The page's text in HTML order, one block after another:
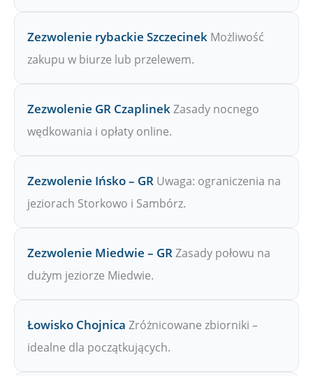
Zezwolenie rybackie Szczecinek Możliwość
zakupu w biurze lub przelewem.
Zezwolenie GR CzaplinekZasady nocnego
wędkowania i opłaty online.
Zezwolenie Ińsko – GR Uwaga: ograniczenia na
jeziorach Storkowo i Sambórz.
Zezwolenie Miedwie – GRZasady połowu na
dużym jeziorze Miedwie.
Łowisko Chojnica Zróżnicowane zbiorniki –
idealne dla początkujących.